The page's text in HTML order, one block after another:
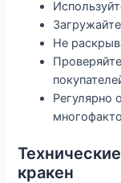
Не
Регулярно
кракен